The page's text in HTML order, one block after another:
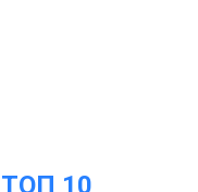
ТОП 10